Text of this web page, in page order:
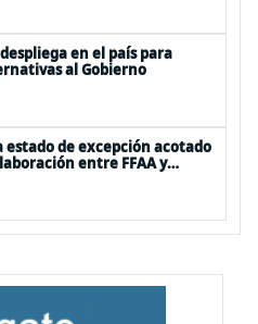
en el país para
al Gobierno
estado de excepción acotado
entre FFAA y
del todo pertinente